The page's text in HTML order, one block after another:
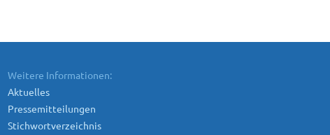
Weitere Informationen:
Aktuelles
Pressemitteilungen
Stichwortverzeichnis